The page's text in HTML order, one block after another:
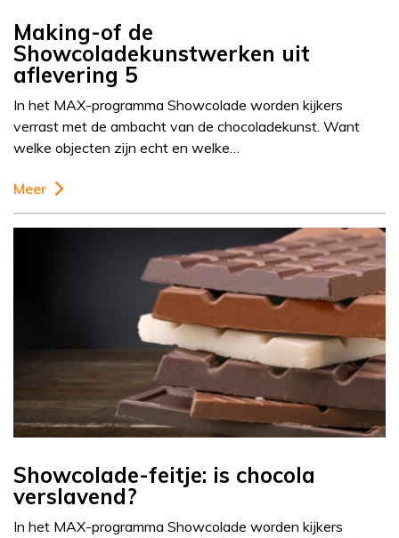
Making-of de
Showcoladekunstwerken uit
aflevering 5
In het MAX-programma Showcolade worden kijkers
verrast met de ambacht van de chocoladekunst. Want
welke objecten zijn echt en welke…
Meer
Showcolade-feitje: is chocola
verslavend?
In het MAX-programma Showcolade worden kijkers